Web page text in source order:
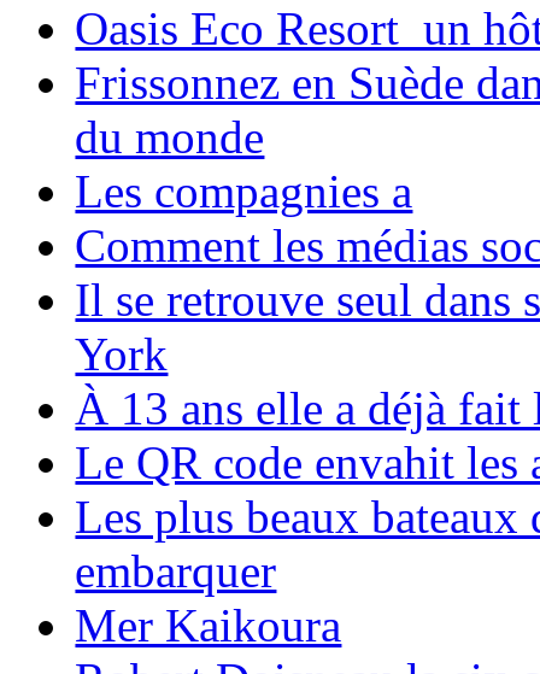
Oasis Eco Resort un
Frissonnez en Suède
du monde
Les compagnies a
Comment les médias
Il se retrouve seul dans
York
À 13 ans elle a déjà
Le QR code envahit les
Les plus beaux bateaux
embarquer
Mer Kaikoura